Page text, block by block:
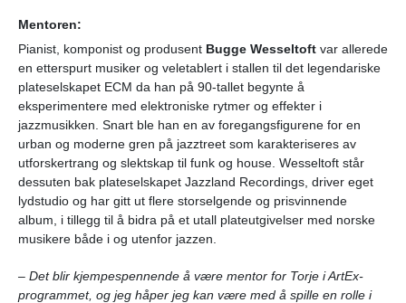
Mentoren:
Pianist, komponist og produsent Bugge Wesseltoft var allerede
en etterspurt musiker og veletablert i stallen til det legendariske
plateselskapet ECM da han på 90-tallet begynte å
eksperimentere med elektroniske rytmer og effekter i
jazzmusikken. Snart ble han en av foregangsfigurene for en
urban og moderne gren på jazztreet som karakteriseres av
utforskertrang og slektskap til funk og house. Wesseltoft står
dessuten bak plateselskapet Jazzland Recordings, driver eget
lydstudio og har gitt ut flere storselgende og prisvinnende
album, i tillegg til å bidra på et utall plateutgivelser med norske
musikere både i og utenfor jazzen.
– Det blir kjempespennende å være mentor for Torje i ArtEx-
programmet, og jeg håper jeg kan være med å spille en rolle i